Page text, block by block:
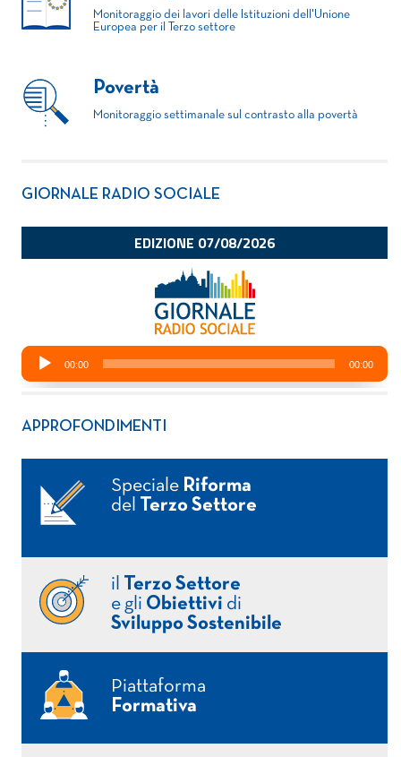
Monitoraggio dei lavori delle Istituzioni dell'Unione
Europea per il Terzo settore
Povertà
Monitoraggio settimanale sul contrasto alla povertà
GIORNALE RADIO SOCIALE
APPROFONDIMENTI
Speciale Riforma
del
Terzo Settore
il
Terzo Settore
e gli Obiettivi di
Sviluppo Sostenibile
Piattaforma
Formativa